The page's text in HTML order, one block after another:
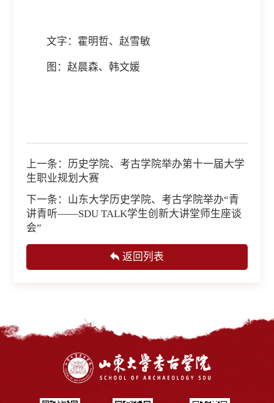
文字：霍明哲、赵雪敏
图：赵晨森、韩文媛
上一条： 历史学院、考古学院举办第十一届大学
生职业规划大赛
下一条： 山东大学历史学院、考古学院举办“青
讲青听——SDU TALK学生创新大讲堂师生座谈
会”
返回列表